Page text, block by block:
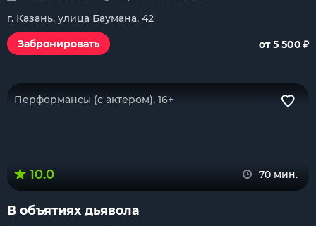
г. Казань, улица Баумана, 42
Забронировать
от 5 500 ₽
Перформансы (с актером), 16+
10.0 70 мин.
В объятиях дьявола